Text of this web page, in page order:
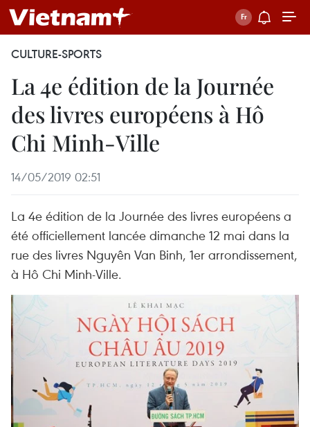
CULTURE-SPORTS
La 4e édition de la Journée
des livres européens à Hô
Chi Minh-Ville
14/05/2019 02:51
La 4e édition de la Journée des livres européens a
été officiellement lancée dimanche 12 mai dans la
rue des livres Nguyên Van Binh, 1er arrondissement,
à Hô Chi Minh-Ville.